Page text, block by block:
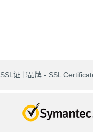
SSL证书品牌 - SSL